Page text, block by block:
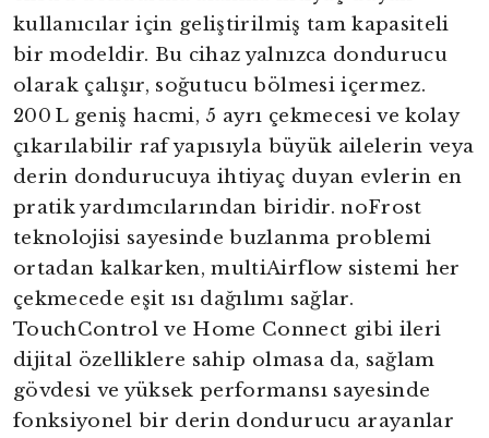
kullanıcılar için geliştirilmiş tam kapasiteli
bir modeldir. Bu cihaz yalnızca dondurucu
olarak çalışır, soğutucu bölmesi içermez.
200 L geniş hacmi, 5 ayrı çekmecesi ve kolay
çıkarılabilir raf yapısıyla büyük ailelerin veya
derin dondurucuya ihtiyaç duyan evlerin en
pratik yardımcılarından biridir. noFrost
teknolojisi sayesinde buzlanma problemi
ortadan kalkarken, multiAirflow sistemi her
çekmecede eşit ısı dağılımı sağlar.
TouchControl ve Home Connect gibi ileri
dijital özelliklere sahip olmasa da, sağlam
gövdesi ve yüksek performansı sayesinde
fonksiyonel bir derin dondurucu arayanlar